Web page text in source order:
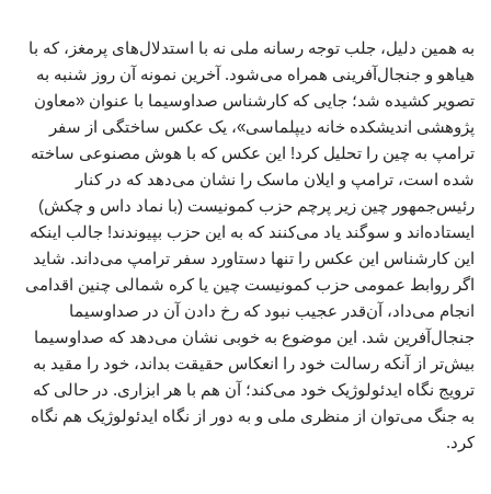
به همین دلیل، جلب توجه رسانه ملی نه با استدلال‌های پرمغز، که با
هیاهو و جنجال‌آفرینی همراه می‌شود. آخرین نمونه آن روز شنبه به
تصویر کشیده شد؛ جایی که کارشناس صداوسیما با عنوان «معاون
پژوهشی اندیشکده خانه دیپلماسی»، یک عکس ساختگی از سفر
ترامپ به چین را تحلیل کرد! این عکس که با هوش مصنوعی ساخته
شده است، ترامپ و ایلان ماسک را نشان می‌دهد که در کنار
رئیس‌جمهور چین زیر پرچم حزب کمونیست (با نماد داس و چکش)
ایستاده‌اند و سوگند یاد می‌کنند که به این حزب بپیوندند! جالب اینکه
این کارشناس این عکس را تنها دستاورد سفر ترامپ می‌داند. شاید
اگر روابط عمومی حزب کمونیست چین یا کره شمالی چنین اقدامی
انجام می‌داد، آن‌قدر عجیب نبود که رخ دادن آن در صداوسیما
جنجال‌آفرین شد. این موضوع به خوبی نشان می‌دهد که صداوسیما
بیش‌تر از آنکه رسالت خود را انعکاس حقیقت بداند، خود را مقید به
ترویج نگاه ایدئولوژیک خود می‌کند؛ آن‌ هم با هر ابزاری. در حالی که
به جنگ می‌توان از منظری ملی و به دور از نگاه ایدئولوژیک هم نگاه
کرد.